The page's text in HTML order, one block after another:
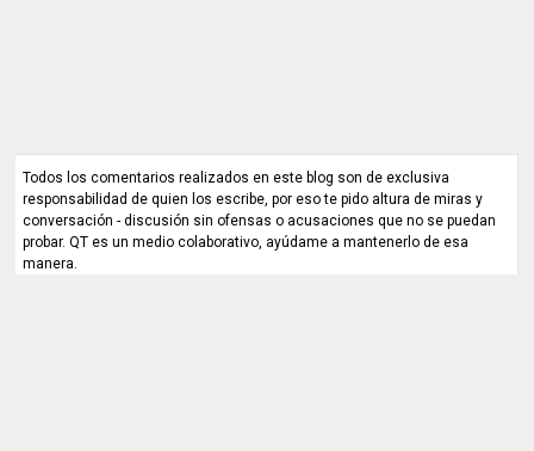
Todos los comentarios realizados en este blog son de exclusiva
responsabilidad de quien los escribe, por eso te pido altura de miras y
conversación - discusión sin ofensas o acusaciones que no se puedan
probar. QT es un medio colaborativo, ayúdame a mantenerlo de esa
manera.